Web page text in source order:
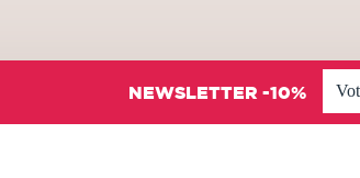
NEWSLETTER -10%